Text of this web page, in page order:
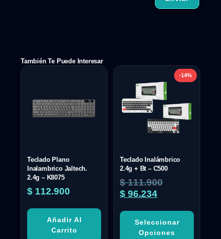
También Te Puede Interesar
Teclado Plano
Inalambrico Jaltech.
2.4g – K8075
$ 112.900
Añadir Al
Carrito
-14%
Teclado Inalámbrico
2.4g + Bt – C500
$111.900
$ 96.234
Seleccionar
Opciones